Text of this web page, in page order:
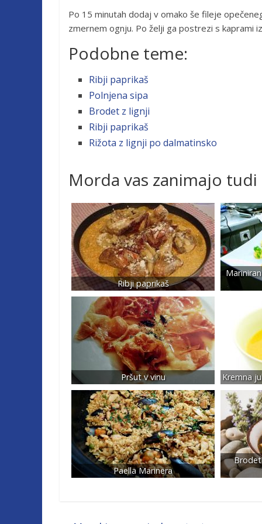
Po 15 minutah dodaj v omako še fileje
zmernem ognju. Po želji ga postrezi s kaprami
Podobne teme:
Ribji paprikaš
Polnjena sipa
Brodet z lignji
Ribji paprikaš
Rižota z lignji po dalmatinsko
Morda vas zanimajo
Ribji paprikaš
Pršut v vinu Kremna
Paella Marinera
Brodet